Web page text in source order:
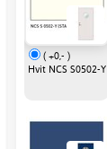
( +0,- )
Hvit NCS S0502-Y